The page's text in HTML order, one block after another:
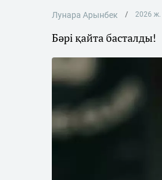
Лунара Арынбек 2026 ж.
Бәрі қайта басталды!